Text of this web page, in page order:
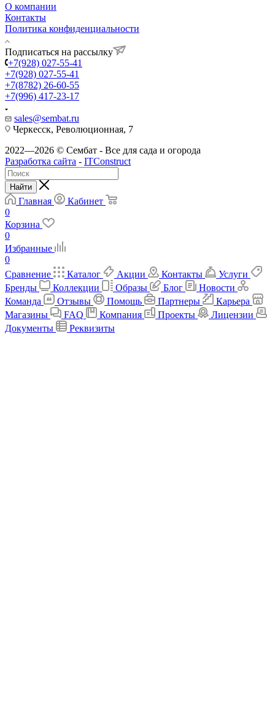
О компании
Контакты
Политика конфиденциальности
Подписаться на рассылку
+7(928) 027-55-41
+7(928) 027-55-41
+7(8782) 26-60-55
+7(996) 417-23-17
sales@sembat.ru
Черкесск, Революционная, 7
2022—2026 © Сембат - Все для сада и огорода
Разработка сайта - ITConstruct
Найти
Главная
Кабинет
0
Корзина
0
Избранные
0
Сравнение
Каталог Акции Контакты
Услуги
Бренды
Коллекции Образы Блог
Новости
Команда
Отзывы Помощь Партнеры
Карьера
Магазины
FAQ Компания Проекты
Лицензии
Документы
Реквизиты